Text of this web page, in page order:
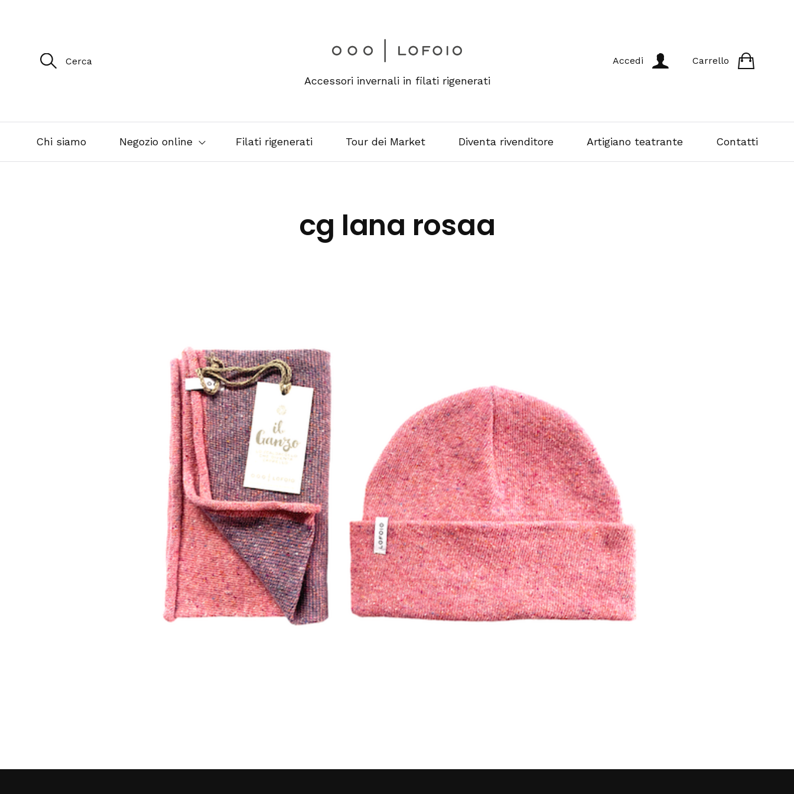
R
i
e
r
:
Accessori invernali in filati rigenerati
Accedi Carrello
Chi siamo Negozio online Filati rigenerati Tour dei Market Diventa rivenditore Artigiano teatrante Contatti
cg lana rosaa